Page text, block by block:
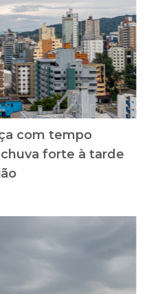
com tempo
forte à tarde